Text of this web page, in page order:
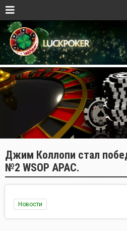
Джим Коллопи стал
№2 WSOP APAC.
Новости